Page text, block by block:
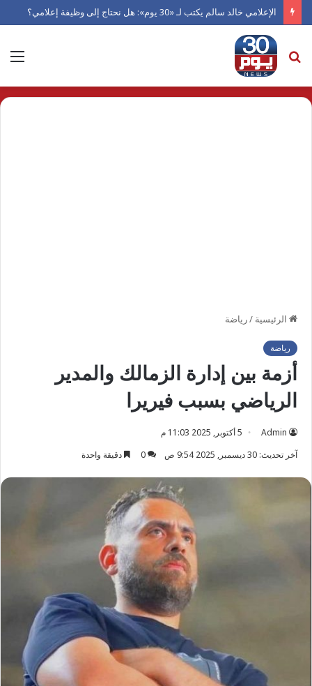
الإعلامي خالد سالم يكتب لـ «30 يوم»: هل نحتاج إلى وظيفة إعلامي؟
بحث
عن
الرئيسية /رياضة
رياضة
أزمة بين إدارة الزمالك والمدير
الرياضي بسبب فيريرا
Admin
5 أكتوبر, 2025 11:03 م
آخر تحديث: 30 ديسمبر, 2025 9:54 ص
0 دقيقة واحدة